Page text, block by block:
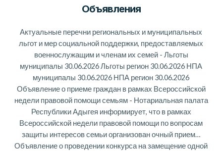
Объявления
Актуальные перечни региональных и муниципальных
льгот и мер социальной поддержки, предоставляемых
военнослужащим и членам их семей - Льготы
муниципалы 30.06.2026 Льготы регион 30.06.2026 НПА
муниципалы 30.06.2026 НПА регион 30.06.2026
Объявление о приеме граждан в рамках Всероссийской
недели правовой помощи семьям - Нотариальная палата
Республики Адыгея информирует, что в рамках
Всероссийской недели правовой помощи по вопросам
защиты интересов семьи организован очный прием…
Объявление о проведении конкурса на замещение одной